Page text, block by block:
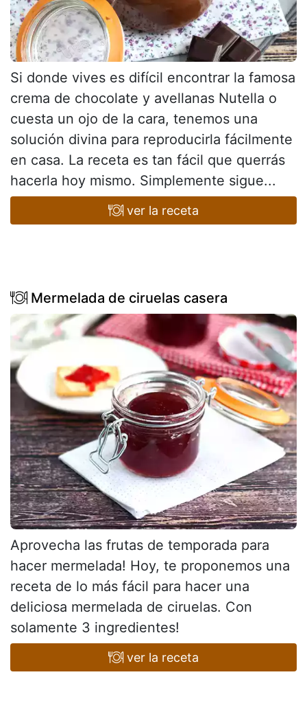
Si donde vives es difícil encontrar la famosa
crema de chocolate y avellanas Nutella o
cuesta un ojo de la cara, tenemos una
solución divina para reproducirla fácilmente
en casa. La receta es tan fácil que querrás
hacerla hoy mismo. Simplemente sigue...
ver la receta
Mermelada de ciruelas casera
Aprovecha las frutas de temporada para
hacer mermelada! Hoy, te proponemos una
receta de lo más fácil para hacer una
deliciosa mermelada de ciruelas. Con
solamente 3 ingredientes!
ver la receta